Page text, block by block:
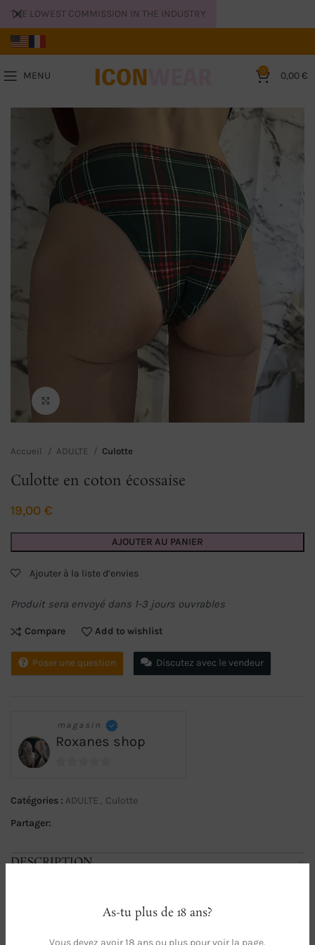
As-tu plus de 18 ans?
Vous devez avoir 18 ans ou plus pour voir la page.
MENU 0 0,00€
Accueil ADULTE Culotte
Culotte en coton écossaise
19,00 €
AJOUTER AU PANIER
Ajouter à la liste d’envies
Produit sera envoyé dans 1-3 jours ouvrables
Compare Add to wishlist
Poser une question Discutez avec le vendeur
magasin
Roxanes shop
Catégories : ADULTE , Culotte
Partager:
DESCRIPTION
avant toute commande ♥️
THE LOWEST COMMISSION IN THE INDUSTRY